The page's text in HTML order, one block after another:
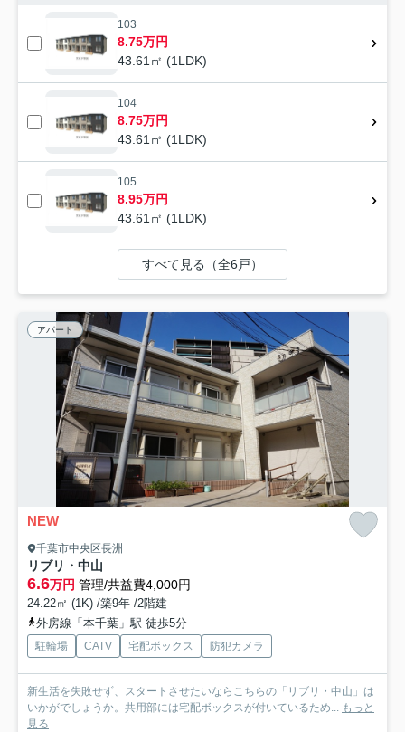
103
8.75万円
43.61㎡ (1LDK)
104
8.75万円
43.61㎡ (1LDK)
105
8.95万円
43.61㎡ (1LDK)
すべて見る（全6戸）
アパート
NEW
千葉市中央区長洲
リブリ・中山
6.6万円 管理/共益費4,000円
24.22㎡ (1K) /築9年 /2階建
外房線「本千葉」駅 徒歩5分
駐輪場 CATV 宅配ボックス 防犯カメラ
新生活を失敗せず、スタートさせたいならこちらの「リブリ・中山」は
いかがでしょうか。共用部には宅配ボックスが付いているため... もっと
見る